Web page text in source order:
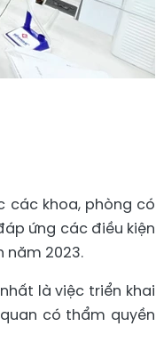
các khoa, phòng có
ứng các điều kiện
năm 2023.
là việc triển khai
có thẩm quyền